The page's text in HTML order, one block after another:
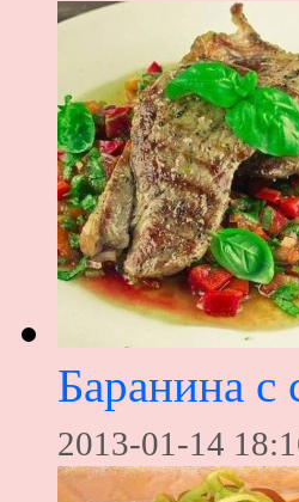
Баранина с
2013-01-14